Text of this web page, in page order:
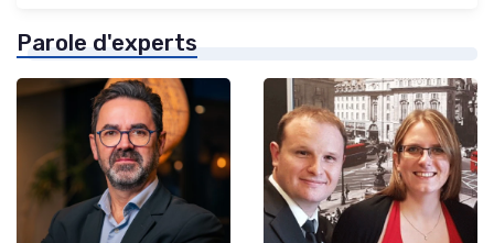
Parole d'experts